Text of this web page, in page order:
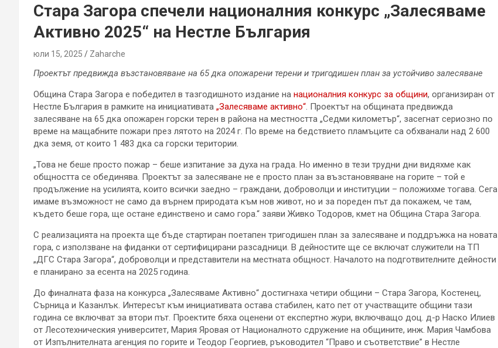
Стара Загора спечели националния конкурс „Залесяваме
Активно 2025“ на Нестле България
юли 15, 2025 Zaharche
Проектът предвижда възстановяване на 65 дка опожарени терени и тригодишен план за устойчиво залесяване
Община Стара Загора е победител в тазгодишното издание на националния конкурс за общини, организиран от
Нестле България в рамките на инициативата „Залесяваме активно“. Проектът на общината предвижда
залесяване на 65 дка опожарен горски терен в района на местността „Седми километър“, засегнат сериозно по
време на мащабните пожари през лятото на 2024 г. По време на бедствието пламъците са обхванали над 2 600
дка земя, от които 1 483 дка са горски територии.
„Това не беше просто пожар – беше изпитание за духа на града. Но именно в тези трудни дни видяхме как
общността се обединява. Проектът за залесяване не е просто план за възстановяване на горите – той е
продължение на усилията, които всички заедно – граждани, доброволци и институции – положихме тогава. Сега
имаме възможност не само да върнем природата към нов живот, но и за пореден път да покажем, че там,
където беше гора, ще остане единствено и само гора.“ заяви Живко Тодоров, кмет на Община Стара Загора.
С реализацията на проекта ще бъде стартиран поетапен тригодишен план за залесяване и поддръжка на новата
гора, с използване на фиданки от сертифицирани разсадници. В дейностите ще се включат служители на ТП
„ДГС Стара Загора“, доброволци и представители на местната общност. Началото на подготвителните дейности
е планирано за есента на 2025 година.
До финалната фаза на конкурса „Залесяваме Активно“ достигнаха четири общини – Стара Загора, Костенец,
Сърница и Казанлък. Интересът към инициативата остава стабилен, като пет от участващите общини тази
година се включват за втори път. Проектите бяха оценени от експертно жури, включващо доц. д-р Наско Илиев
от Лесотехническия университет, Мария Яровая от Националното сдружение на общините, инж. Мария Чамбова
от Изпълнителната агенция по горите и Теодор Георгиев, ръководител “Право и съответствие” в Нестле